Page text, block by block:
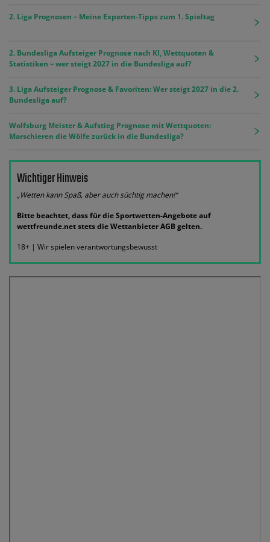
2. Liga Prognosen – Meine Experten-Tipps zum 1. Spieltag
2. Bundesliga Aufsteiger Prognose nach KI, Wettquoten &
Statistiken – wer steigt 2027 in die Bundesliga auf?
3. Liga Aufsteiger Prognose & Favoriten: Wer steigt 2027 in die 2.
Bundesliga auf?
Wolfsburg Meister & Aufstieg Prognose mit Wettquoten:
Marschieren die Wölfe zurück in die Bundesliga?
Wichtiger Hinweis
„Wetten kann Spaß, aber auch süchtig machen!“
Bitte beachtet, dass für die Sportwetten-Angebote auf
wettfreunde.net stets die Wettanbieter AGB gelten.
18+ | Wir spielen verantwortungsbewusst